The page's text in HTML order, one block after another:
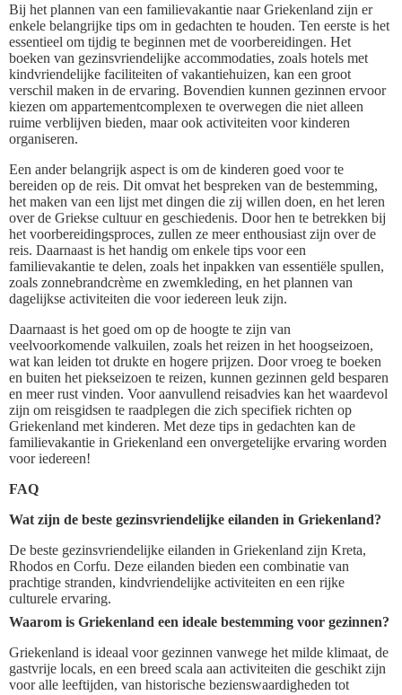
Bij het plannen van een familievakantie naar Griekenland zijn er
enkele belangrijke tips om in gedachten te houden. Ten eerste is het
essentieel om tijdig te beginnen met de voorbereidingen. Het
boeken van gezinsvriendelijke accommodaties, zoals hotels met
kindvriendelijke faciliteiten of vakantiehuizen, kan een groot
verschil maken in de ervaring. Bovendien kunnen gezinnen ervoor
kiezen om appartementcomplexen te overwegen die niet alleen
ruime verblijven bieden, maar ook activiteiten voor kinderen
organiseren.
Een ander belangrijk aspect is om de kinderen goed voor te
bereiden op de reis. Dit omvat het bespreken van de bestemming,
het maken van een lijst met dingen die zij willen doen, en het leren
over de Griekse cultuur en geschiedenis. Door hen te betrekken bij
het voorbereidingsproces, zullen ze meer enthousiast zijn over de
reis. Daarnaast is het handig om enkele tips voor een
familievakantie te delen, zoals het inpakken van essentiële spullen,
zoals zonnebrandcrème en zwemkleding, en het plannen van
dagelijkse activiteiten die voor iedereen leuk zijn.
Daarnaast is het goed om op de hoogte te zijn van
veelvoorkomende valkuilen, zoals het reizen in het hoogseizoen,
wat kan leiden tot drukte en hogere prijzen. Door vroeg te boeken
en buiten het piekseizoen te reizen, kunnen gezinnen geld besparen
en meer rust vinden. Voor aanvullend reisadvies kan het waardevol
zijn om reisgidsen te raadplegen die zich specifiek richten op
Griekenland met kinderen. Met deze tips in gedachten kan de
familievakantie in Griekenland een onvergetelijke ervaring worden
voor iedereen!
FAQ
Wat zijn de beste gezinsvriendelijke eilanden in Griekenland?
De beste gezinsvriendelijke eilanden in Griekenland zijn Kreta,
Rhodos en Corfu. Deze eilanden bieden een combinatie van
prachtige stranden, kindvriendelijke activiteiten en een rijke
culturele ervaring.
Waarom is Griekenland een ideale bestemming voor gezinnen?
Griekenland is ideaal voor gezinnen vanwege het milde klimaat, de
gastvrije locals, en een breed scala aan activiteiten die geschikt zijn
voor alle leeftijden, van historische bezienswaardigheden tot